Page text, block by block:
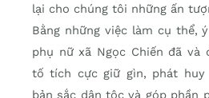
lại cho chúng tôi những ấn
Bằng những việc làm cụ thể,
phụ nữ xã Ngọc Chiến đã và
tố tích cực giữ gìn, phát huy
bản sắc dân tộc và góp phần